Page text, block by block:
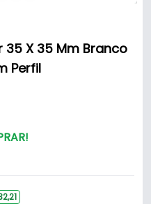
35 X 35 Mm Branco
Perfil